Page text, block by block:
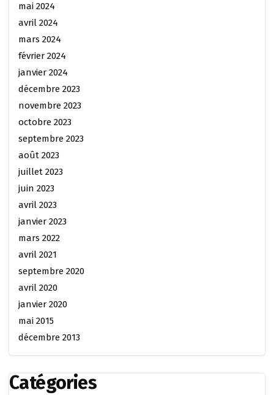
mai 2024
avril 2024
mars 2024
février 2024
janvier 2024
décembre 2023
novembre 2023
octobre 2023
septembre 2023
août 2023
juillet 2023
juin 2023
avril 2023
janvier 2023
mars 2022
avril 2021
septembre 2020
avril 2020
janvier 2020
mai 2015
décembre 2013
Catégories